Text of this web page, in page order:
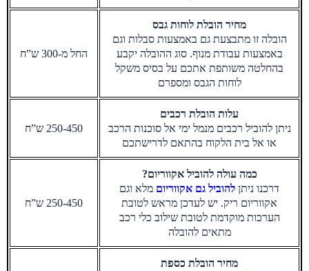
מחיר הובלת לוחות גבס
הובלה זו מתבצעת גם באמצעות סבלות וגם
באמצעות עבודת מנוף. סוג ההובלה יקבע
בהחלטה משותפת אתכם על בסיס משקל
לוחות הגבס ומספרם
החל מ-300 ש”ח
עלות הובלת רכבים
ניתן להוביל רכבים מנמל ימי אל סוכנות הרכב
או אל בית הלקוח בהתאם לדרישתכם
250-450 ש”ח
כמה עולה להוביל אקווריום?
דרכנו ניתן להוביל גם אקווריום מלא וגם
אקווריום ריק. יש לעדכן מראש לטובת
הערכות מוקדמת לטובת שילוב כלי רכב
מתאים להובלה
250-450 ש”ח
מחיר הובלת כספת